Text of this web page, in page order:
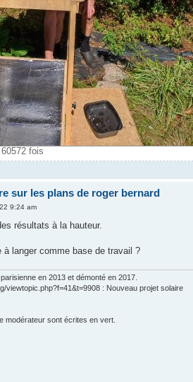
fois
sur les plans de roger bernard
9:24 am
résultats à la hauteur.
à langer comme base de travail ?
en 2013 et démonté en 2017.
viewtopic.php?f=41&t=9908 : Nouveau projet solaire
modérateur sont écrites en vert.